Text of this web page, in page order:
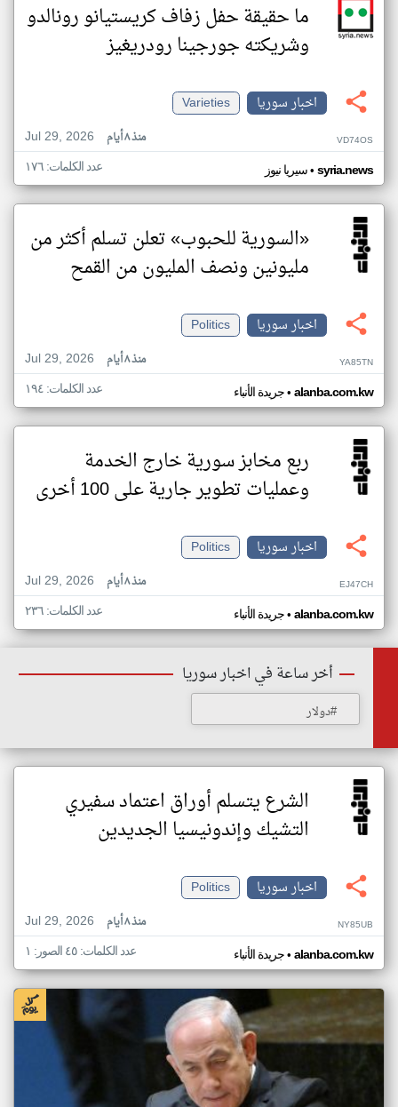
ما حقيقة حفل زفاف كريستيانو رونالدو
وشريكته جورجينا رودريغيز
اخبار سوريا
Varieties
Jul 29, 2026
منذ ٨ أيام VD74OS
سيريا نيوز• syria.news عدد الكلمات: ١٧٦
«السورية للحبوب» تعلن تسلم أكثر من
مليونين ونصف المليون من القمح
اخبار سوريا
Politics
Jul 29, 2026
منذ ٨ أيام YA85TN
جريدة الأنباء• alanba.com.kw عدد الكلمات: ١٩٤
ربع مخابز سورية خارج الخدمة
وعمليات تطوير جارية على 100 أخرى
اخبار سوريا
Politics
Jul 29, 2026
منذ ٨ أيام EJ47CH
جريدة الأنباء• alanba.com.kw عدد الكلمات: ٢٣٦
أخر ساعة في اخبار سوريا
#دولار
الشرع يتسلم أوراق اعتماد سفيري
التشيك وإندونيسيا الجديدين
اخبار سوريا
Politics
Jul 29, 2026
منذ ٨ أيام NY85UB
جريدة الأنباء• alanba.com.kw عدد الكلمات: ٤٥ الصور: ١